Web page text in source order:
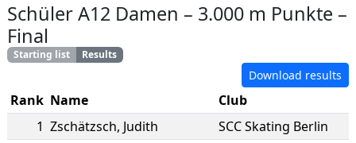
Schüler A12 Damen – 3.000 m Punkte –
Final
Starting list Results
Download results
Rank Name
Club
1 Zschätzsch, Judith
SCC Skating Berlin